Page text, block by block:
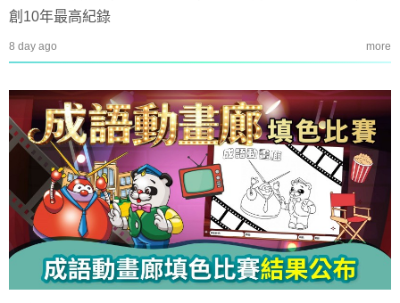
創10年最高紀錄
8 day ago more